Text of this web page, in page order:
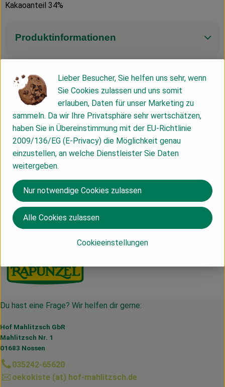
Kakaoanteil 34%
Produktinformationen
Zutaten
Nährwert-Info
Produktdatenblatt
Herkunft
Du hast eine Frage? Wir helfen dir gerne:
Hof Mahlitzsch GbR
Mahlitzsch Nr. 1
01683 Nossen
035242-65620
oekokiste (at) hof-mahlitzsch.de
Lieber Besucher, Sie helfen uns sehr, wenn
Sie Cookies zulassen und uns somit
erlauben, Daten für unser Marketing zu
sammeln. Da wir Ihre Privatsphäre sehr wertschätzen,
haben Sie in Übereinstimmung mit der EU-Richtlinie
2009/136/EG (E-Privacy) die Möglichkeit genau
einzustellen, an welche Dienstleister Sie Daten
weitergeben.
Cookieeinstellungen
Nur notwendige Cookies zulassen
Alle Cookies zulassen